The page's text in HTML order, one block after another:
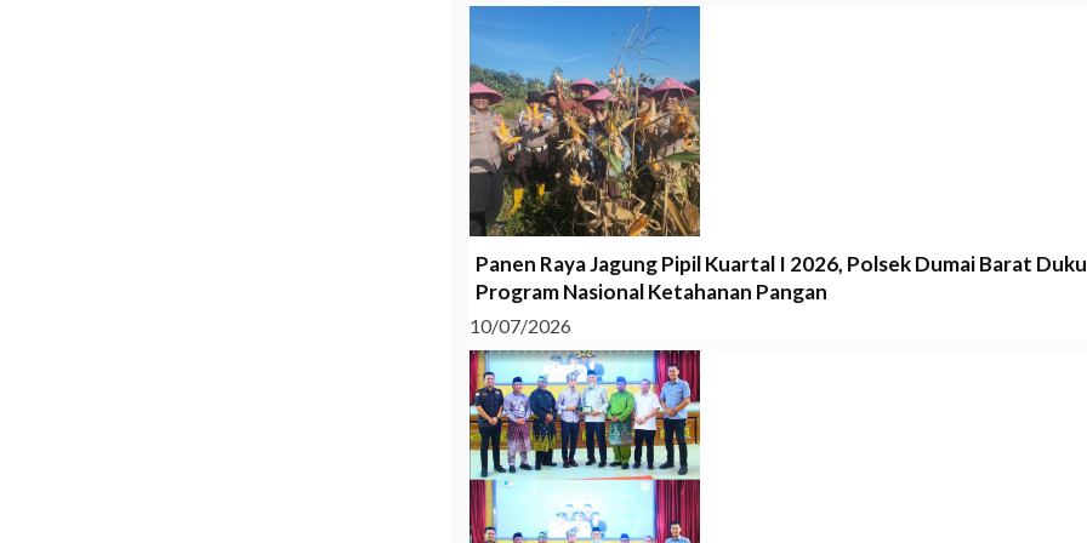
Panen Raya Jagung Pipil Kuartal I 2026, Polsek Dumai Barat
Program Nasional Ketahanan Pangan
10/07/2026